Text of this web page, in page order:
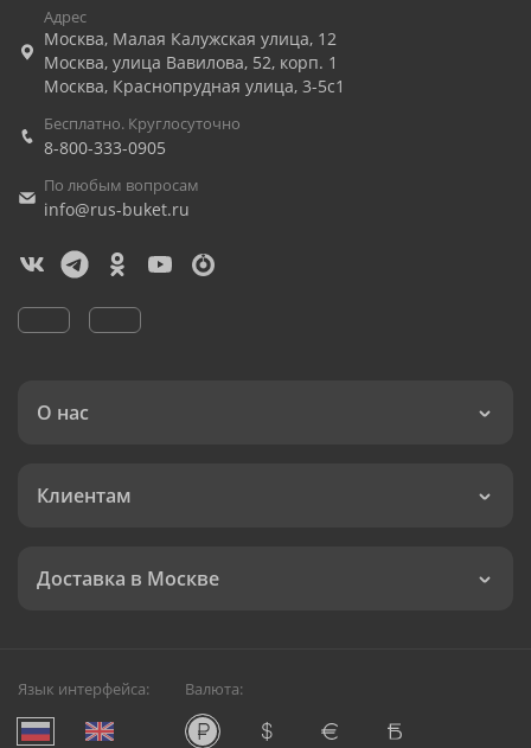
Адрес
Москва, Малая Калужская улица, 12
Москва, улица Вавилова, 52, корп. 1
Москва, Краснопрудная улица, 3-5с1
Бесплатно. Круглосуточно
8-800-333-0905
По любым вопросам
info@rus-buket.ru
О нас
Клиентам
Доставка в Москве
Язык интерфейса: Валюта: